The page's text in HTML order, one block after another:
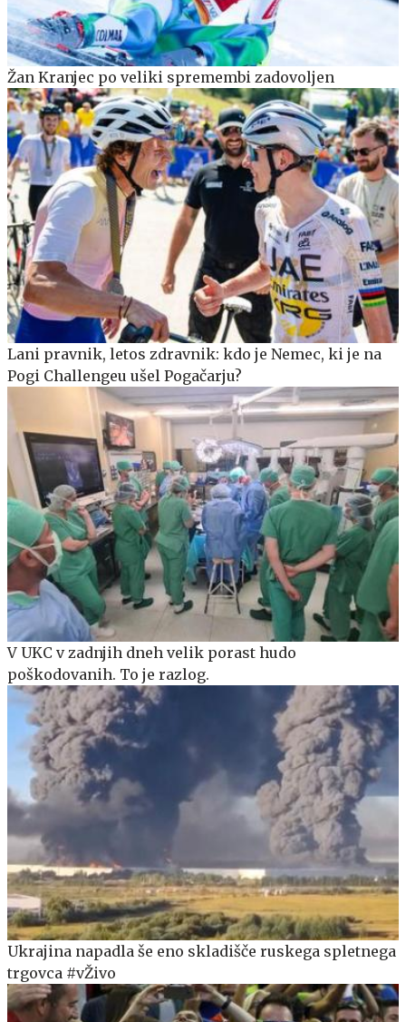
Žan Kranjec po veliki spremembi zadovoljen
Lani pravnik, letos zdravnik: kdo je Nemec, ki je na
Pogi Challengeu ušel Pogačarju?
V UKC v zadnjih dneh velik porast hudo
poškodovanih. To je razlog.
Ukrajina napadla še eno skladišče ruskega spletnega
trgovca #vŽivo